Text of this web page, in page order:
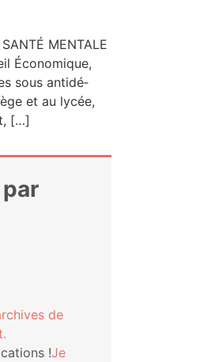
MENTALE
Éco­no­mique,
sous anti­dé­
et au lycée,
[…]
de
!Je